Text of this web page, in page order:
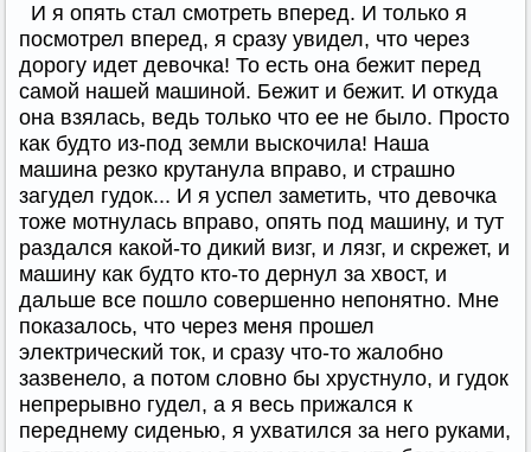
И я опять стал смотреть вперед. И только я
посмотрел вперед, я сразу увидел, что через
дорогу идет девочка! То есть она бежит перед
самой нашей машиной. Бежит и бежит. И откуда
она взялась, ведь только что ее не было. Просто
как будто из-под земли выскочила! Наша
машина резко крутанула вправо, и страшно
загудел гудок... И я успел заметить, что девочка
тоже мотнулась вправо, опять под машину, и тут
раздался какой-то дикий визг, и лязг, и скрежет, и
машину как будто кто-то дернул за хвост, и
дальше все пошло совершенно непонятно. Мне
показалось, что через меня прошел
электрический ток, и сразу что-то жалобно
зазвенело, а потом словно бы хрустнуло, и гудок
непрерывно гудел, а я весь прижался к
переднему сиденью, я ухватился за него руками,